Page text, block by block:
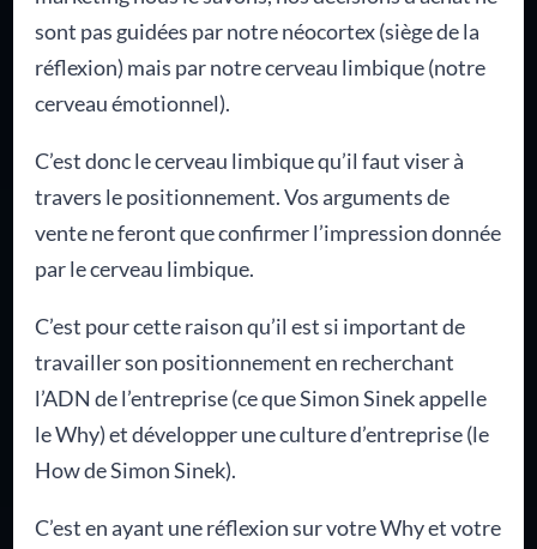
sont pas guidées par notre néocortex (siège de la
réflexion) mais par notre cerveau limbique (notre
cerveau émotionnel).
C’est donc le cerveau limbique qu’il faut viser à
travers le positionnement. Vos arguments de
vente ne feront que confirmer l’impression donnée
par le cerveau limbique.
C’est pour cette raison qu’il est si important de
travailler son positionnement en recherchant
l’ADN de l’entreprise (ce que Simon Sinek appelle
le Why) et développer une culture d’entreprise (le
How de Simon Sinek).
C’est en ayant une réflexion sur votre Why et votre